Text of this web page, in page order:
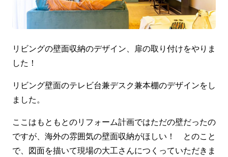
リビングの壁面収納のデザイン、扉の取り付けをやりま
した！
リビング壁面のテレビ台兼デスク兼本棚のデザインをし
ました。
ここはもともとのリフォーム計画ではただの壁だったの
ですが、海外の雰囲気の壁面収納がほしい！ とのこと
で、図面を描いて現場の大工さんにつくっていただきま